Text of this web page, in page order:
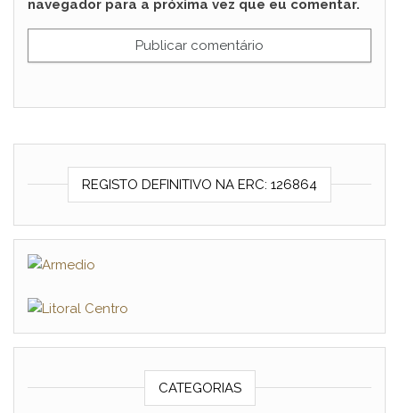
navegador para a próxima vez que eu comentar.
REGISTO DEFINITIVO NA ERC: 126864
CATEGORIAS